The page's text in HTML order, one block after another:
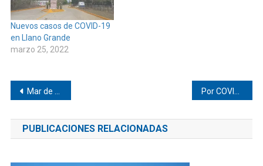
Nuevos casos de COVID-19
en Llano Grande
marzo 25, 2022
Navegación
de
entradas
Mar de Fondo afecta playas de Pinotepa
PUBLICACIONES RELACIONADAS